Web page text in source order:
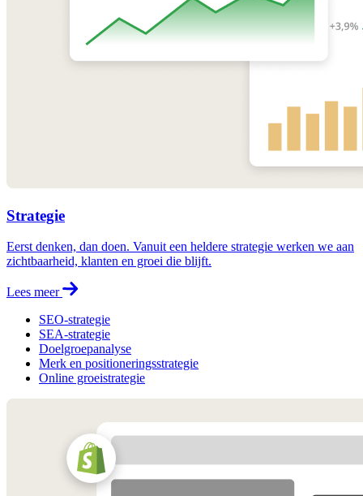
Strategie
Eerst denken, dan doen. Vanuit een heldere strategie werken we aan
zichtbaarheid, klanten en groei die blijft.
Lees meer
SEO-strategie
SEA-strategie
Doelgroepanalyse
Merk en positioneringsstrategie
Online groeistrategie